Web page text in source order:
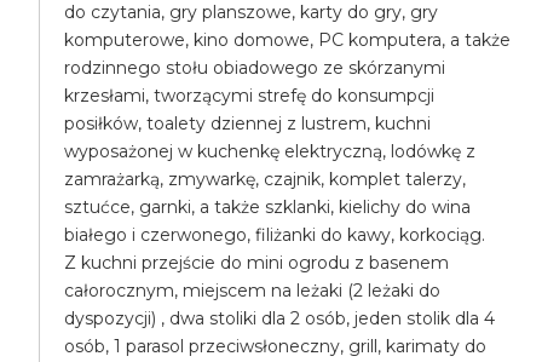
do czytania, gry planszowe, karty do gry, gry
komputerowe, kino domowe, PC komputera, a także
rodzinnego stołu obiadowego ze skórzanymi
krzesłami, tworzącymi strefę do konsumpcji
posiłków, toalety dziennej z lustrem, kuchni
wyposażonej w kuchenkę elektryczną, lodówkę z
zamrażarką, zmywarkę, czajnik, komplet talerzy,
sztućce, garnki, a także szklanki, kielichy do wina
białego i czerwonego, filiżanki do kawy, korkociąg.
Z kuchni przejście do mini ogrodu z basenem
całorocznym, miejscem na leżaki (2 leżaki do
dyspozycji) , dwa stoliki dla 2 osób, jeden stolik dla 4
osób, 1 parasol przeciwsłoneczny, grill, karimaty do